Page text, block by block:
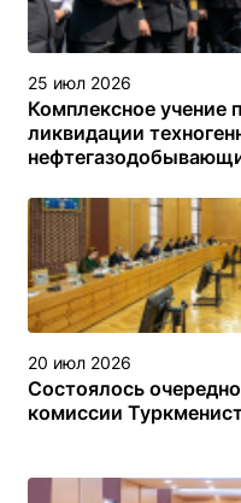
25 июл 2026
Комплексное учение
ликвидации
туркменском
20 июл 2026
Состоялось
комиссии